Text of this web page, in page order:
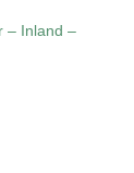
– Inland –